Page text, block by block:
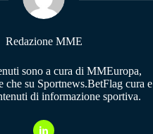
Redazione MME
sono a cura di MMEuropa,
che su Sportnews.BetFlag cura e
di informazione sportiva.